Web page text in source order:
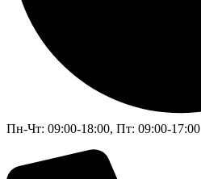
Пн-Чт: 09:00-18:00, Пт: 09:00-17:00